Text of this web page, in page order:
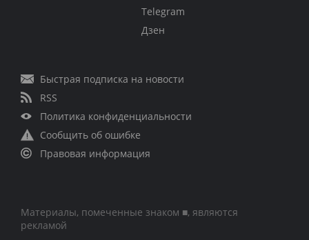
Telegram
Дзен
Быстрая подписка на новости
RSS
Политика конфиденциальности
Сообщить об ошибке
Правовая информация
Материалы, помеченные знаком ■, являются
рекламой